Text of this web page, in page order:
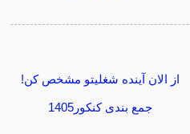
از الان آینده شغلیتو مشخص کن!
جمع بندی کنکور1405